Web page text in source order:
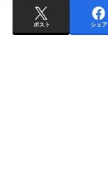
ポスト シェア